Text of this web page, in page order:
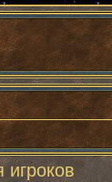
игроков